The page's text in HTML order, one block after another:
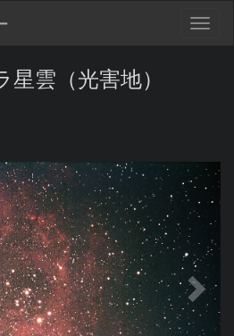
星雲（光害地）